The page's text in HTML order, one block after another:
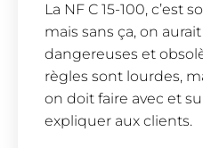
La NF C 15-100, c’est
mais sans ça, on
dangereuses et
règles sont lourdes,
on doit faire avec et
expliquer aux clients.